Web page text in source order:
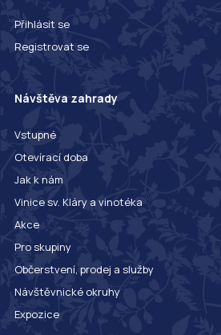
Přihlásit se
Registrovat se
Návštěva zahrady
Vstupné
Otevírací doba
Jak k nám
Vinice sv. Kláry a vinotéka
Akce
Pro skupiny
Občerstvení, prodej a služby
Návštěvnické okruhy
Expozice